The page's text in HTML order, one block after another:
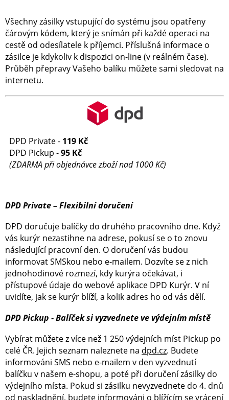
Všechny zásilky vstupující do systému jsou opatřeny
čárovým kódem, který je snímán při každé operaci na
cestě od odesílatele k příjemci. Příslušná informace o
zásilce je kdykoliv k dispozici on-line (v reálném čase).
Průběh přepravy Vašeho balíku můžete sami sledovat na
internetu.
DPD Private - 119 Kč
DPD Pickup -95 Kč
(ZDARMA při objednávce zboží nad 1000 Kč)
DPD Private – Flexibilní doručení
DPD doručuje balíčky do druhého pracovního dne. Když
vás kurýr nezastihne na adrese, pokusí se o to znovu
následující pracovní den. O doručení vás budou
informovat SMSkou nebo e-mailem. Dozvíte se z nich
jednohodinové rozmezí, kdy kurýra očekávat, i
přístupové údaje do webové aplikace DPD Kurýr. V ní
uvidíte, jak se kurýr blíží, a kolik adres ho od vás dělí.
DPD Pickup - Balíček si vyzvednete ve výdejním místě
Vybírat můžete z více než 1 250 výdejních míst Pickup po
celé ČR. Jejich seznam naleznete na dpd.cz. Budete
informováni SMS nebo e-mailem v den vyzvednutí
balíčku v našem e-shopu, a poté při doručení zásilky do
výdejního místa. Pokud si zásilku nevyzvednete do 4. dnů
od naskladnění, budete informováni o blížícím se vrácení